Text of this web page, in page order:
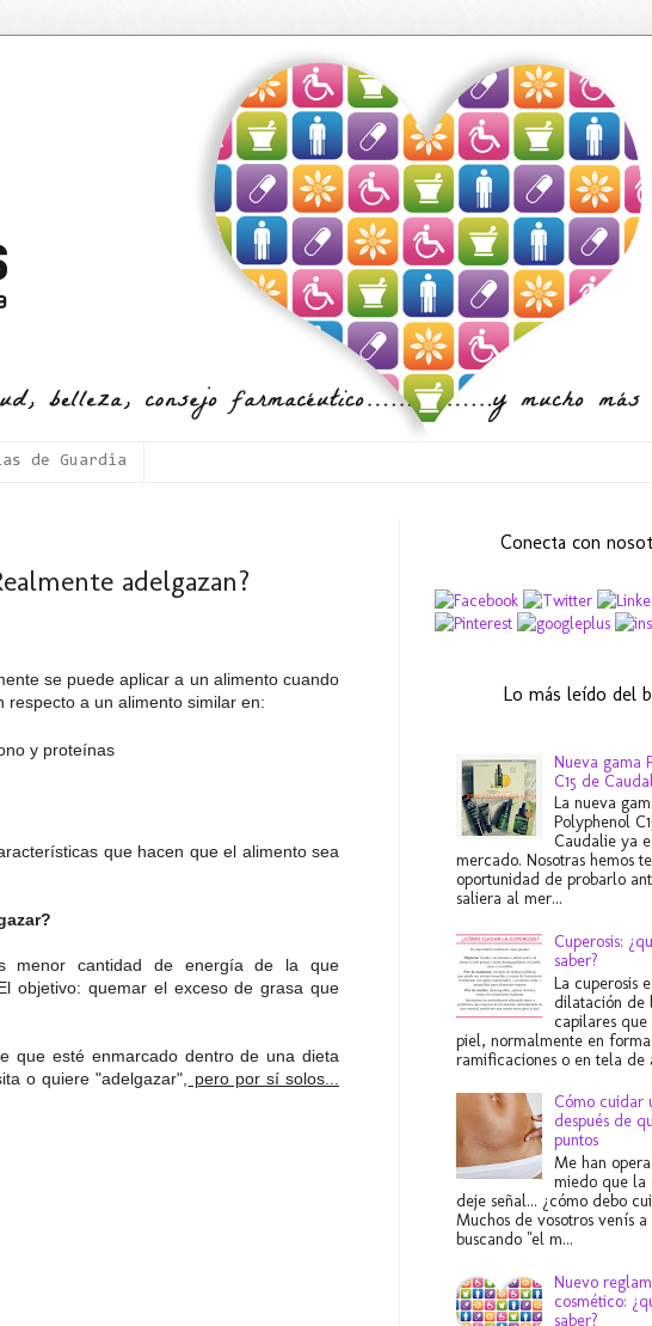
de Guardia
adelgazan?
se puede aplicar a un alimento cuando
a un alimento similar en:
y proteínas
que hacen que el alimento sea
menor cantidad de energía de la que
objetivo: quemar el exceso de grasa que
que esté enmarcado dentro de una dieta
o quiere "adelgazar",
pero por sí solos...
Conecta con
Lo más leído del
Nueva gama
C15 de
La nueva
Polyphenol
Caudalie ya
mercado. Nosotras hemos
oportunidad de probarlo
saliera al mer...
Cuperosis:
saber?
La cuperosis
dilatación de
capilares
piel, normalmente en
ramificaciones o en tela de
Cómo cuidar
después de
puntos
Me han
miedo que la
deje señal... ¿cómo debo
Muchos de vosotros venís
buscando "el m...
Nuevo
cosmético:
saber?